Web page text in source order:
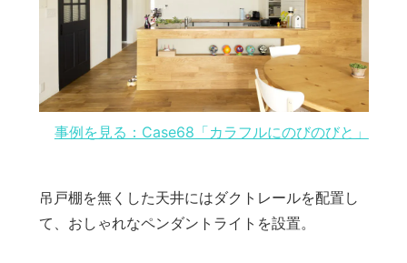
事例を見る：Case68「カラフルにのびのびと」
吊戸棚を無くした天井にはダクトレールを配置し
て、おしゃれなペンダントライトを設置。